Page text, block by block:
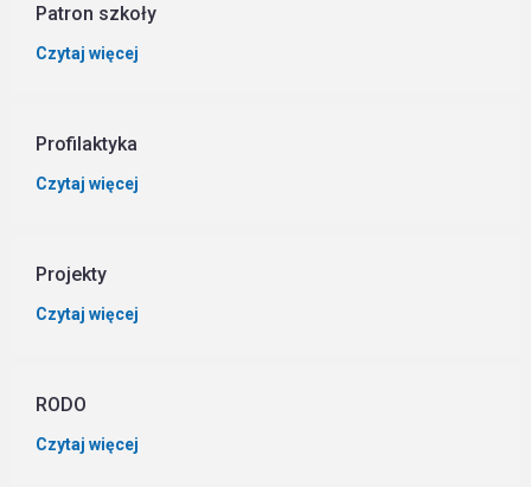
Patron szkoły
Czytaj więcej
Profilaktyka
Czytaj więcej
Projekty
Czytaj więcej
RODO
Czytaj więcej